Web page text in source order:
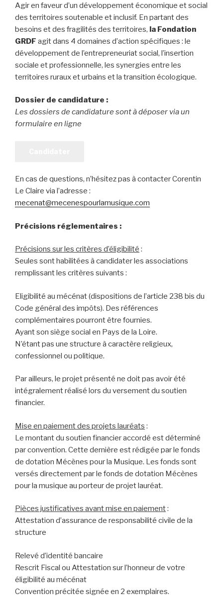
Agir en faveur d’un développement économique et social
des territoires soutenable et inclusif. En partant des
besoins et des fragilités des territoires, la Fondation
GRDF agit dans 4 domaines d’action spécifiques : le
développement de l’entrepreneuriat social, l’insertion
sociale et professionnelle, les synergies entre les
territoires ruraux et urbains et la transition écologique.
Dossier de candidature :
Les dossiers de candidature sont à déposer via un
formulaire en ligne
En cas de questions, n’hésitez pas à contacter Corentin
Le Claire via l’adresse :
mecenat@mecenespourlamusique.com
Précisions réglementaires :
Précisions sur les critères d’éligibilité :
Seules sont habilitées à candidater les associations
remplissant les critères suivants :
Eligibilité au mécénat (dispositions de l’article 238 bis du
Code général des impôts). Des références
complémentaires pourront être fournies.
Ayant son siège social en Pays de la Loire.
N’étant pas une structure à caractère religieux,
confessionnel ou politique.
Par ailleurs, le projet présenté ne doit pas avoir été
intégralement réalisé lors du versement du soutien
financier.
Mise en paiement des projets lauréats :
Le montant du soutien financier accordé est déterminé
par convention. Cette dernière est rédigée par le fonds
de dotation Mécènes pour la Musique. Les fonds sont
versés directement par le fonds de dotation Mécènes
pour la musique au porteur de projet lauréat.
Pièces justificatives avant mise en paiement:
Attestation d’assurance de responsabilité civile de la
structure
Relevé d’identité bancaire
Rescrit Fiscal ou Attestation sur l’honneur de votre
éligibilité au mécénat
Convention précitée signée en 2 exemplaires.